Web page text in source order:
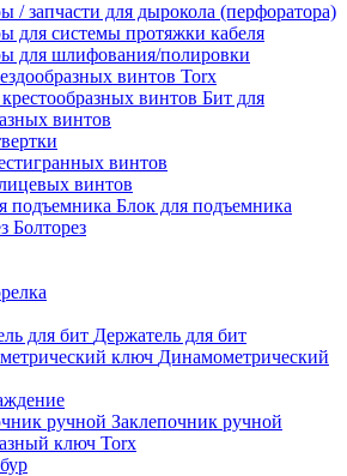
/ запчасти для дырокола (перфоратора)
для системы протяжки кабеля
для шлифования/полировки
винтов Torx
Бит для
винтов
винтов
винтов
Блок для подъемника
Болторез
Держатель для бит
Динамометрический
Заклепочник ручной
ключ Torx